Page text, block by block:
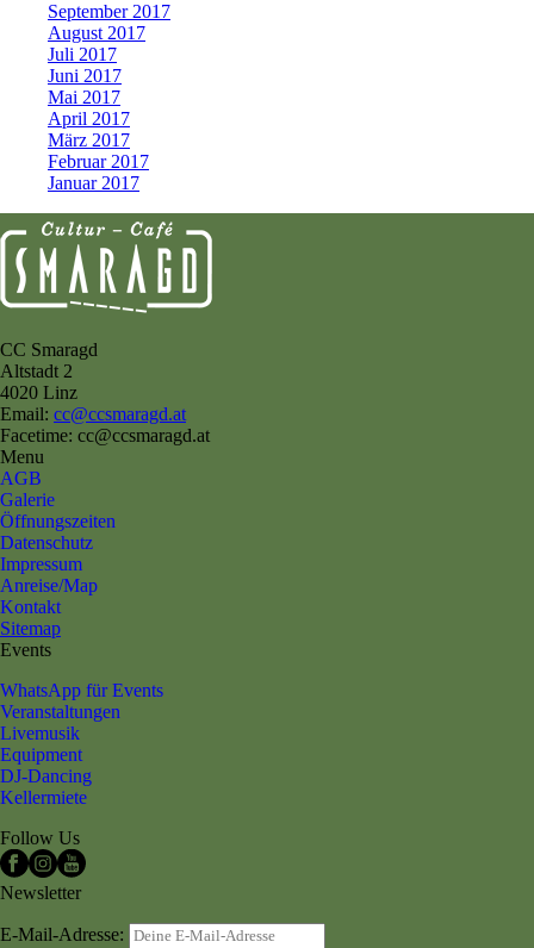
September 2017
August 2017
Juli 2017
Juni 2017
Mai 2017
April 2017
März 2017
Februar 2017
Januar 2017
CC Smaragd
Altstadt 2
4020 Linz
Email: cc@ccsmaragd.at
Facetime: cc@ccsmaragd.at
Menu
AGB
Galerie
Öffnungszeiten
Datenschutz
Impressum
Anreise/Map
Kontakt
Sitemap
Events
WhatsApp für Events
Veranstaltungen
Livemusik
Equipment
DJ-Dancing
Kellermiete
Follow Us
Newsletter
E-Mail-Adresse: